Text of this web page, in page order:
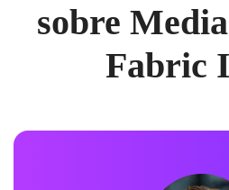
sobre
Fabric